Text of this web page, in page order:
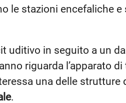
le stazioni encefaliche
uditivo in seguito a un
riguarda l’apparato
una delle strutture
.